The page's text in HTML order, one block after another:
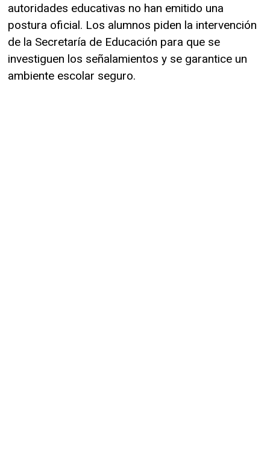
autoridades educativas no han emitido una
postura oficial. Los alumnos piden la intervención
de la Secretaría de Educación para que se
investiguen los señalamientos y se garantice un
ambiente escolar seguro.